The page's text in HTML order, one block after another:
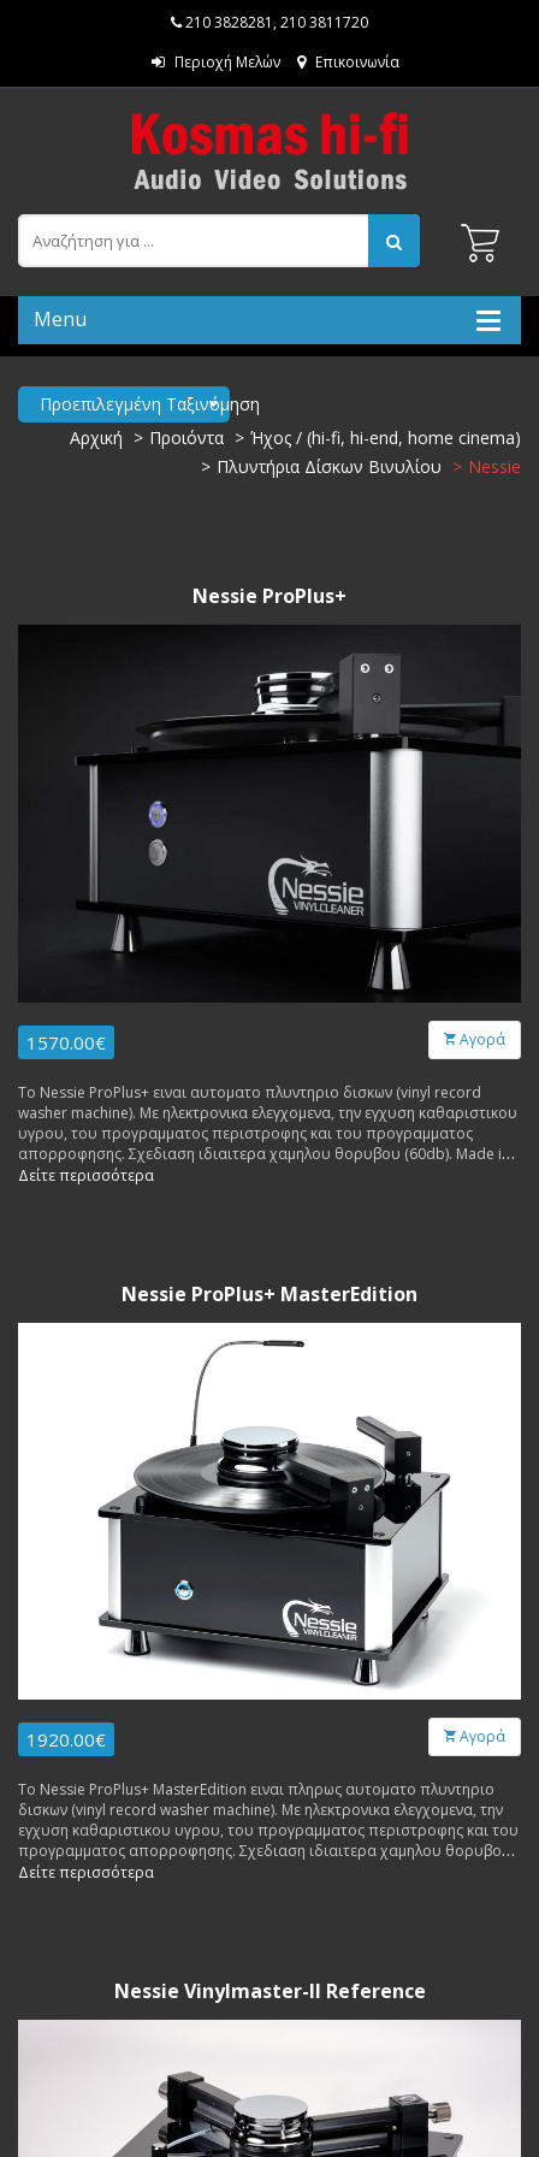
210 3828281 ,210 3811720
Περιοχή Μελών
Επικοινωνία
Menu
Προεπιλεγμένη Ταξινόμηση
Αρχική
Προιόντα
Ήχος / (hi-fi, hi-end, home cinema)
Πλυντήρια Δίσκων Βινυλίου
Nessie
Nessie ProPlus+
1570.00€ Αγορά
Το Nessie ProPlus+ ειναι αυτοματο πλυντηριο δισκων (vinyl record
washer machine). Με ηλεκτρονικα ελεγχομενα, την εγχυση καθαριστικου
υγρου, του προγραμματος περιστροφης και του προγραμματος
απορροφησης. Σχεδιαση ιδιαιτερα χαμηλου θορυβου (60db). Made in
Germany.
Δείτε περισσότερα
Nessie ProPlus+ MasterEdition
1920.00€ Αγορά
Το Nessie ProPlus+ MasterEdition ειναι πληρως αυτοματο πλυντηριο
δισκων (vinyl record washer machine). Με ηλεκτρονικα ελεγχομενα, την
εγχυση καθαριστικου υγρου, του προγραμματος περιστροφης και του
προγραμματος απορροφησης. Σχεδιαση ιδιαιτερα χαμηλου θορυβου
(60db). Made in Germany.
Δείτε περισσότερα
Nessie Vinylmaster-II Reference